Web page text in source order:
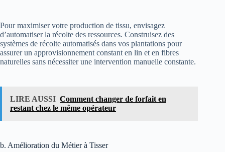
Pour maximiser votre production de tissu, envisagez
d’automatiser la récolte des ressources. Construisez des
systèmes de récolte automatisés dans vos plantations pour
assurer un approvisionnement constant en lin et en fibres
naturelles sans nécessiter une intervention manuelle constante.
LIRE AUSSI Comment changer de forfait en
restant chez le même opérateur
b. Amélioration du Métier à Tisser